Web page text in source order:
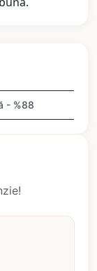
- %88